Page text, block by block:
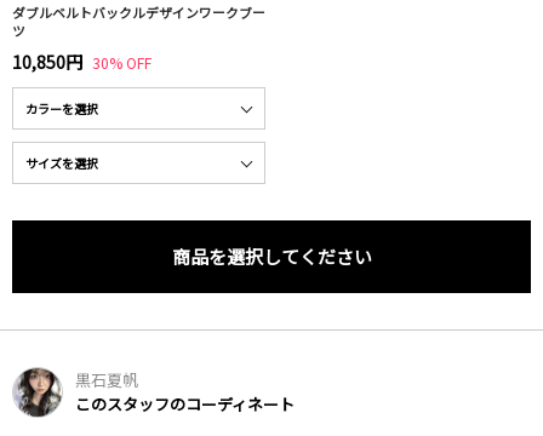
ダブルベルトバックルデザインワークブー
ツ
10,850円 30% OFF
商品を選択してください
黒石夏帆
このスタッフのコーディネート